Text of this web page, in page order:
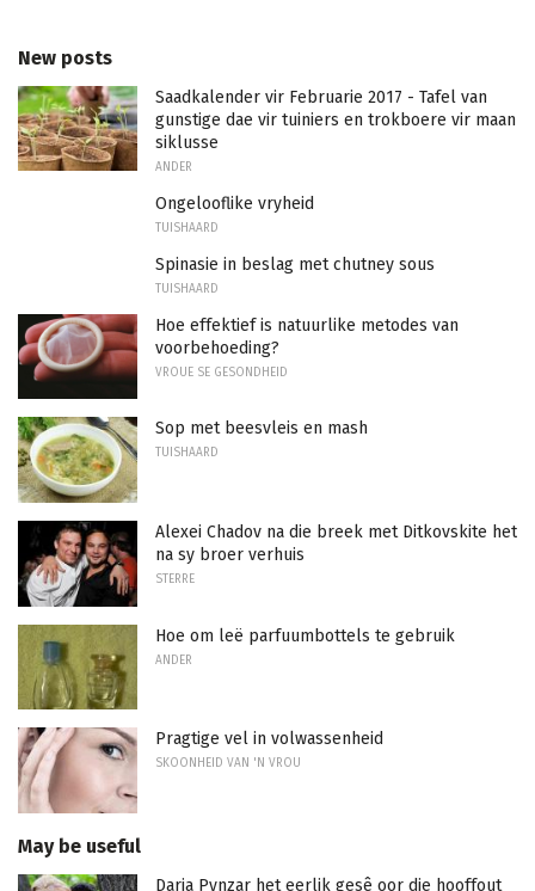
New posts
Saadkalender vir Februarie 2017 - Tafel van
gunstige dae vir tuiniers en trokboere vir maan
siklusse
ANDER
Ongelooflike vryheid
TUISHAARD
Spinasie in beslag met chutney sous
TUISHAARD
Hoe effektief is natuurlike metodes van
voorbehoeding?
VROUE SE GESONDHEID
Sop met beesvleis en mash
TUISHAARD
Alexei Chadov na die breek met Ditkovskite het
na sy broer verhuis
STERRE
Hoe om leë parfuumbottels te gebruik
ANDER
Pragtige vel in volwassenheid
SKOONHEID VAN 'N VROU
May be useful
Daria Pynzar het eerlik gesê oor die hooffout